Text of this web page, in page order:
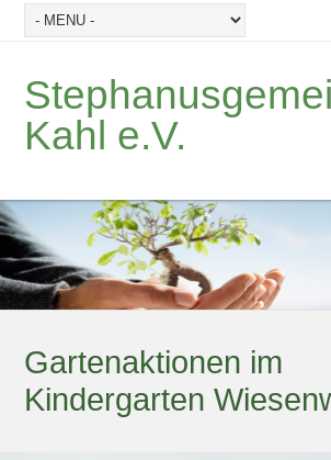
Kahl e.V.
Gartenaktionen im
Kindergarten